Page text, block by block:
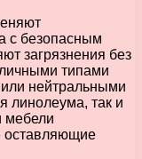
с безопасным
загрязнения без
типами
нейтральными
линолеума, так и
мебели
оставляющие